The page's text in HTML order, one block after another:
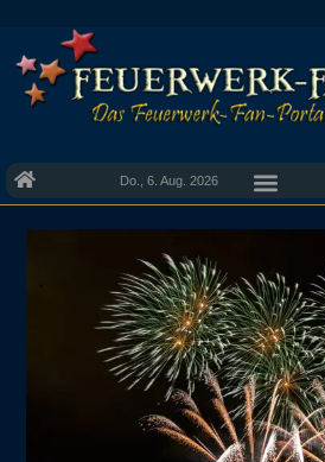
Do., 6. Aug. 2026